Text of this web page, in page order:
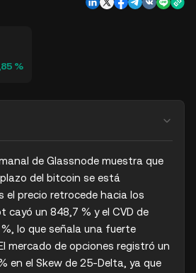
%
de Glassnode muestra que
del bitcoin se está
el precio retrocede hacia los
cayó un 848,7 % y el CVD de
lo que señala una fuerte
mercado de opciones registró un
en el Skew de 25-Delta, ya que